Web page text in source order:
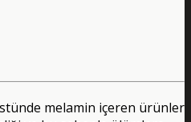
melamin içeren ürünler